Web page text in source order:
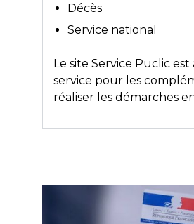
Décès
Service national
Le site Service Puclic est
service pour les
réaliser les démarches